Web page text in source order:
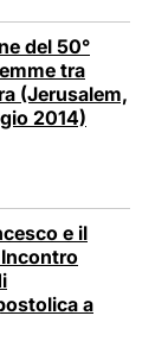
del 50°
tra
(Jerusalem,
2014)
e il
a